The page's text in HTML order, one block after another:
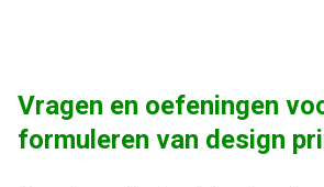
Vragen en oefeningen
formuleren van design